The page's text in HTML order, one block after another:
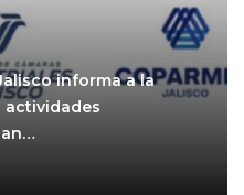
informa a la
actividades